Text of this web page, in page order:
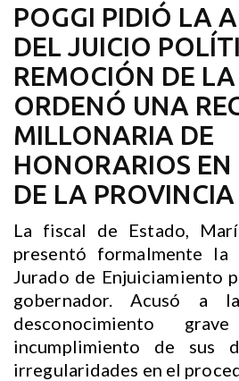
POGGI PIDIÓ LA
DEL JUICIO
REMOCIÓN DE
ORDENÓ UNA
MILLONARIA DE
HONORARIOS
DE LA PROVINCIA
La fiscal de Estado,
presentó formalmente la
Jurado de Enjuiciamiento
gobernador. Acusó a
desconocimiento
incumplimiento de sus
irregularidades en el